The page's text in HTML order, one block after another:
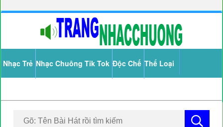
Nhạc Trẻ Nhạc Chuông Tik Tok Độc Chế Thể Loại